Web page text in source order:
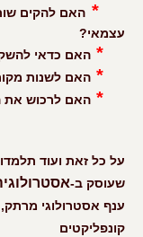
* האם להקים
עצמאי?
* האם כדאי
* האם לשנות
* האם לרכוש את
על כל זאת ועוד
שעוסק ב-
ענף אסטרולוגי
קונפליקטים